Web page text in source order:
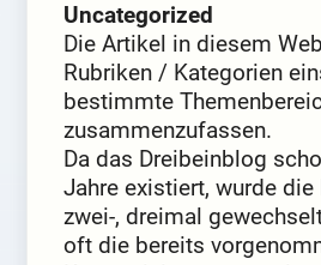
Uncategorized
Die Artikel in diesem
Rubriken / Kategorien
bestimmte
zusammenzufassen.
Da das Dreibeinblog
Jahre existiert, wurde
zwei-, dreimal
oft die bereits